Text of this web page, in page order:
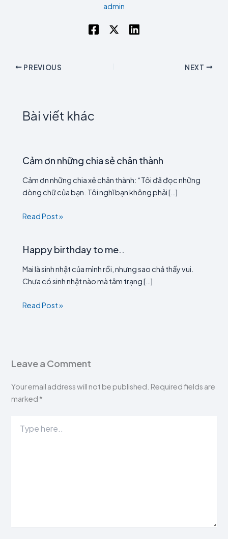
admin
PREVIOUS NEXT
Bài viết khác
Cảm ơn những chia sẻ chân thành
Cảm ơn những chia xẻ chân thành: “Tôi đã đọc những
dòng chữ của bạn. Tôi nghĩ bạn không phải […]
Read Post »
Happy birthday to me..
Mai là sinh nhật của mình rồi, nhưng sao chả thấy vui.
Chưa có sinh nhật nào mà tâm trạng […]
Read Post »
Leave a Comment
Your email address will not be published. Required fields are
marked *
here..